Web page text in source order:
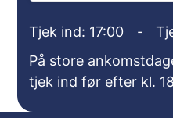
Tjek ind: 17:00 -
På store
tjek ind før efter kl.